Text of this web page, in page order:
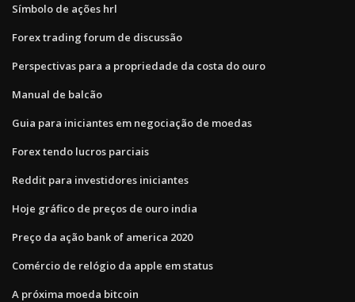
Símbolo de ações hrl
Forex trading forum de discussão
Perspectivas para a propriedade da costa do ouro
Manual de balcão
Guia para iniciantes em negociação de moedas
Forex tendo lucros parciais
Reddit para investidores iniciantes
Hoje gráfico de preços de ouro india
Preço da ação bank of america 2020
Comércio de relógio da apple em status
A próxima moeda bitcoin